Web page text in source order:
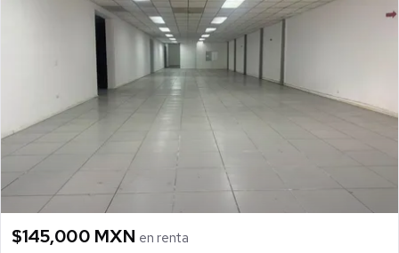
$145,000 MXN en renta